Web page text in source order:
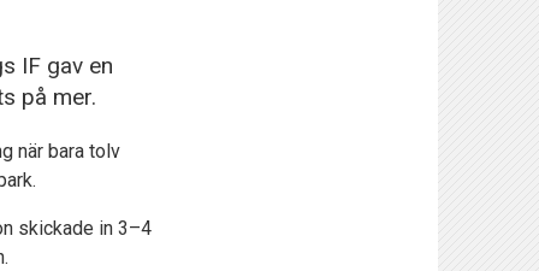
IF gav en
på mer.
när bara tolv
skickade in 3–4